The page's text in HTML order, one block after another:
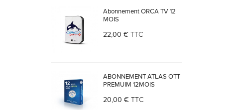
Abonnement ORCA TV 12
MOIS
22,00 € TTC
ABONNEMENT ATLAS OTT
PREMUIM 12MOIS
20,00 € TTC